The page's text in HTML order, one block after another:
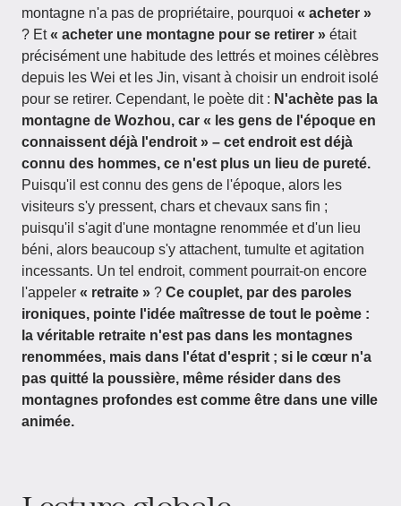
montagne n'a pas de propriétaire, pourquoi « acheter »
? Et« acheter une montagne pour se retirer » était
précisément une habitude des lettrés et moines célèbres
depuis les Wei et les Jin, visant à choisir un endroit isolé
pour se retirer. Cependant, le poète dit : N'achète pas la
montagne de Wozhou, car « les gens de l'époque en
connaissent déjà l'endroit » – cet endroit est déjà
connu des hommes, ce n'est plus un lieu de pureté.
Puisqu'il est connu des gens de l'époque, alors les
visiteurs s'y pressent, chars et chevaux sans fin ;
puisqu'il s'agit d'une montagne renommée et d'un lieu
béni, alors beaucoup s'y attachent, tumulte et agitation
incessants. Un tel endroit, comment pourrait-on encore
l'appeler « retraite » ? Ce couplet, par des paroles
ironiques, pointe l'idée maîtresse de tout le poème :
la véritable retraite n'est pas dans les montagnes
renommées, mais dans l'état d'esprit ; si le cœur n'a
pas quitté la poussière, même résider dans des
montagnes profondes est comme être dans une ville
animée.